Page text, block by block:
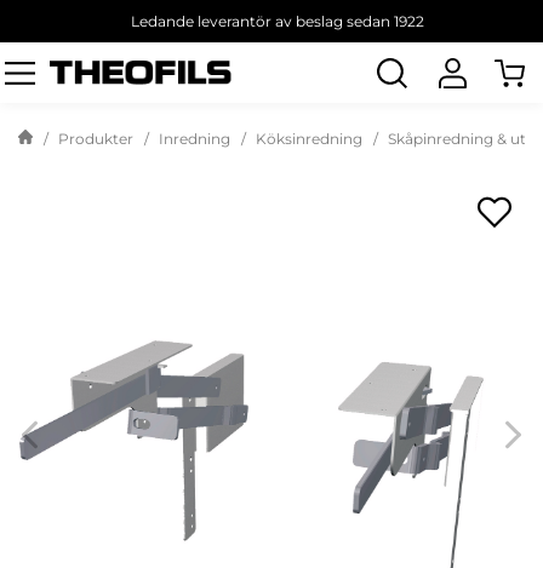
Ledande leverantör av beslag sedan 1922
Sök
produkt
Produkter Inredning Köksinredning Skåpinredning &